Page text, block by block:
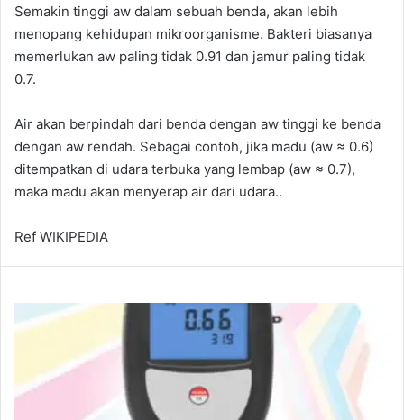
Semakin tinggi aw dalam sebuah benda, akan lebih
menopang kehidupan mikroorganisme. Bakteri biasanya
memerlukan aw paling tidak 0.91 dan jamur paling tidak
0.7.
Air akan berpindah dari benda dengan aw tinggi ke benda
dengan aw rendah. Sebagai contoh, jika madu (aw ≈ 0.6)
ditempatkan di udara terbuka yang lembap (aw ≈ 0.7),
maka madu akan menyerap air dari udara..
Ref WIKIPEDIA